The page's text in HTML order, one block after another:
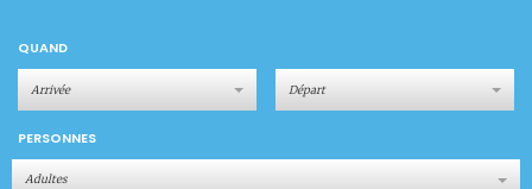
QUAND
PERSONNES
Adultes